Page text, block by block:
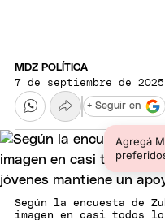
MDZ POLÍTICA
7 de septiembre de
Agregá
+ Seguir en
Según la encuesta de
imagen en casi todos